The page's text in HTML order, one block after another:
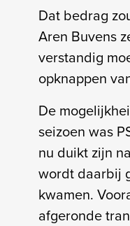
Dat bedrag
Aren Buvens
verstandig
opknappen
De
seizoen was
nu duikt zijn
wordt daarbij
kwamen.
afgeronde